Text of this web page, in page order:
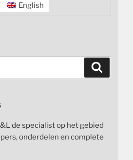
English
de specialist op het gebied
onderdelen en complete